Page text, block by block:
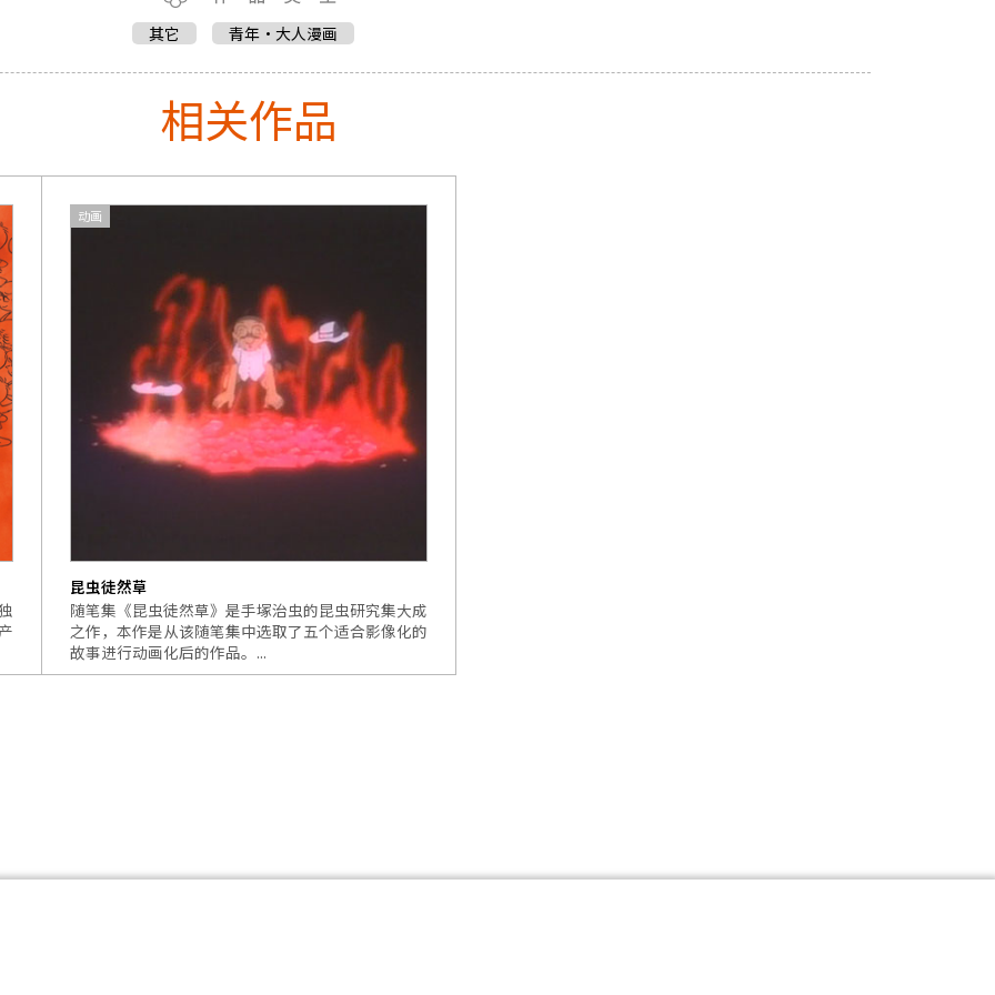
其它 青年・大人漫画
相关作品
动画
昆虫徒然草
随笔集《昆虫徒然草》是手塚治虫的昆虫研究集大成
之作，本作是从该随笔集中选取了五个适合影像化的
故事进行动画化后的作品。...